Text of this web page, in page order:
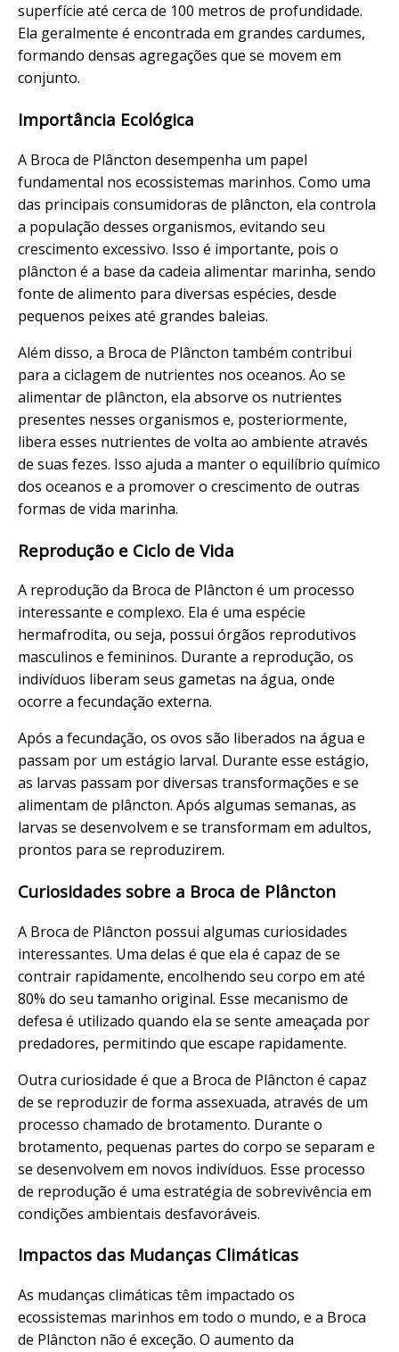
superfície até cerca de 100 metros de profundidade.
Ela geralmente é encontrada em grandes cardumes,
formando densas agregações que se movem em
conjunto.
Importância Ecológica
A Broca de Plâncton desempenha um papel
fundamental nos ecossistemas marinhos. Como uma
das principais consumidoras de plâncton, ela controla
a população desses organismos, evitando seu
crescimento excessivo. Isso é importante, pois o
plâncton é a base da cadeia alimentar marinha, sendo
fonte de alimento para diversas espécies, desde
pequenos peixes até grandes baleias.
Além disso, a Broca de Plâncton também contribui
para a ciclagem de nutrientes nos oceanos. Ao se
alimentar de plâncton, ela absorve os nutrientes
presentes nesses organismos e, posteriormente,
libera esses nutrientes de volta ao ambiente através
de suas fezes. Isso ajuda a manter o equilíbrio químico
dos oceanos e a promover o crescimento de outras
formas de vida marinha.
Reprodução e Ciclo de Vida
A reprodução da Broca de Plâncton é um processo
interessante e complexo. Ela é uma espécie
hermafrodita, ou seja, possui órgãos reprodutivos
masculinos e femininos. Durante a reprodução, os
indivíduos liberam seus gametas na água, onde
ocorre a fecundação externa.
Após a fecundação, os ovos são liberados na água e
passam por um estágio larval. Durante esse estágio,
as larvas passam por diversas transformações e se
alimentam de plâncton. Após algumas semanas, as
larvas se desenvolvem e se transformam em adultos,
prontos para se reproduzirem.
Curiosidades sobre a Broca de Plâncton
A Broca de Plâncton possui algumas curiosidades
interessantes. Uma delas é que ela é capaz de se
contrair rapidamente, encolhendo seu corpo em até
80% do seu tamanho original. Esse mecanismo de
defesa é utilizado quando ela se sente ameaçada por
predadores, permitindo que escape rapidamente.
Outra curiosidade é que a Broca de Plâncton é capaz
de se reproduzir de forma assexuada, através de um
processo chamado de brotamento. Durante o
brotamento, pequenas partes do corpo se separam e
se desenvolvem em novos indivíduos. Esse processo
de reprodução é uma estratégia de sobrevivência em
condições ambientais desfavoráveis.
Impactos das Mudanças Climáticas
As mudanças climáticas têm impactado os
ecossistemas marinhos em todo o mundo, e a Broca
de Plâncton não é exceção. O aumento da